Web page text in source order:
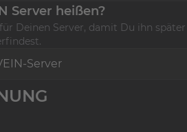
Server heißen?
Deinen Server, damit Du ihn